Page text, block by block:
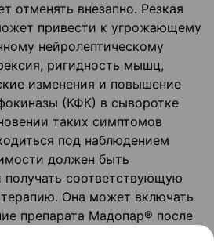
отменять внезапно. Резкая
привести к угрожающему
нейролептическому
ригидность мышц,
изменения и повышение
(КФК) в сыворотке
таких симптомов
под наблюдением
должен быть
получать соответствующую
Она может включать
препарата Мадопар® после